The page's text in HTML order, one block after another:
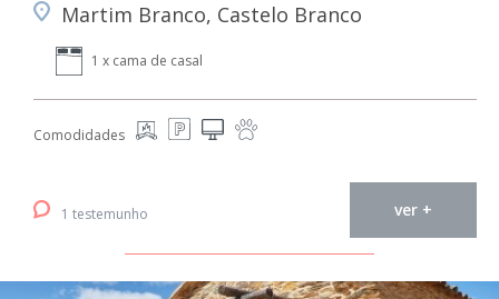
Martim Branco, Castelo Branco
1 x cama de casal
Comodidades
1 testemunho ver +